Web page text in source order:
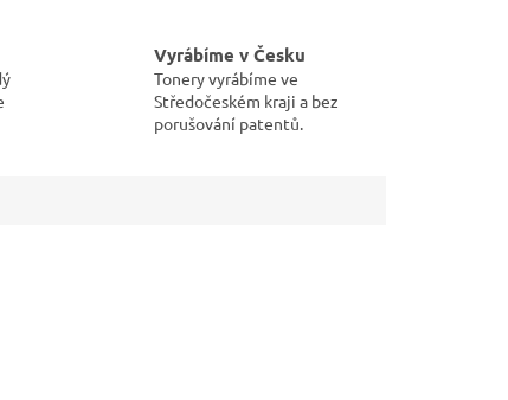
Vyrábíme v Česku
Tonery vyrábíme ve
Středočeském kraji a bez
porušování patentů.